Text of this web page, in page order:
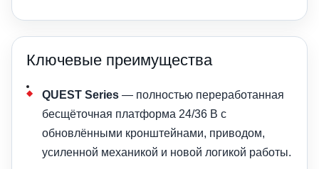
Ключевые преимущества
QUEST Series — полностью переработанная
бесщёточная платформа 24/36 В с
обновлёнными кронштейнами, приводом,
усиленной механикой и новой логикой работы.